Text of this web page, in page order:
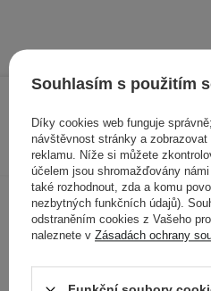
59 Kč /ks
Ostatní
Souhlasím s použitím
Díky cookies web funguje
návštěvnost stránky a zobrazovat
reklamu. Níže si můžete
účelem jsou shromažďovány
také rozhodnout, zda a komu
nezbytných funkčních údajů).
odstraněním cookies z Vašeho
naleznete v Zásadách ochrany